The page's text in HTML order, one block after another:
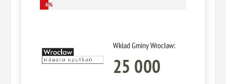
6%
6%
Wkład Gminy Wrocław:
25 000